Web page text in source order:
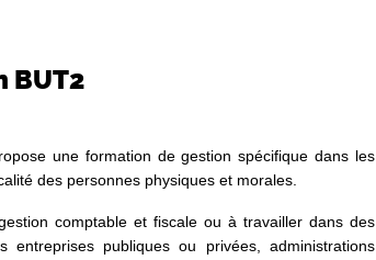
BUT2
une formation de gestion spécifique dans les
des personnes physiques et morales.
comptable et fiscale ou à travailler dans des
publiques ou privées, administrations